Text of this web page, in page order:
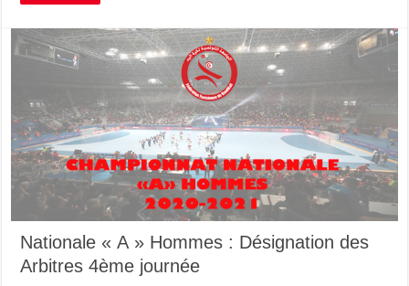
Nationale « A » Hommes : Désignation des
Arbitres 4ème journée